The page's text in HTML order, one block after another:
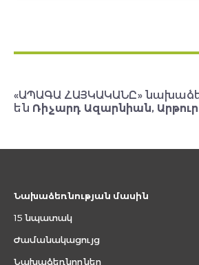
«ԱՊԱԳԱ ՀԱՅԿԱԿԱՆԸ»
են Ռիչարդ Ազարնիան,
Նախաձեռնության մասին
15 նպատակ
Ժամանակացույց
Նախաձեռնողներ